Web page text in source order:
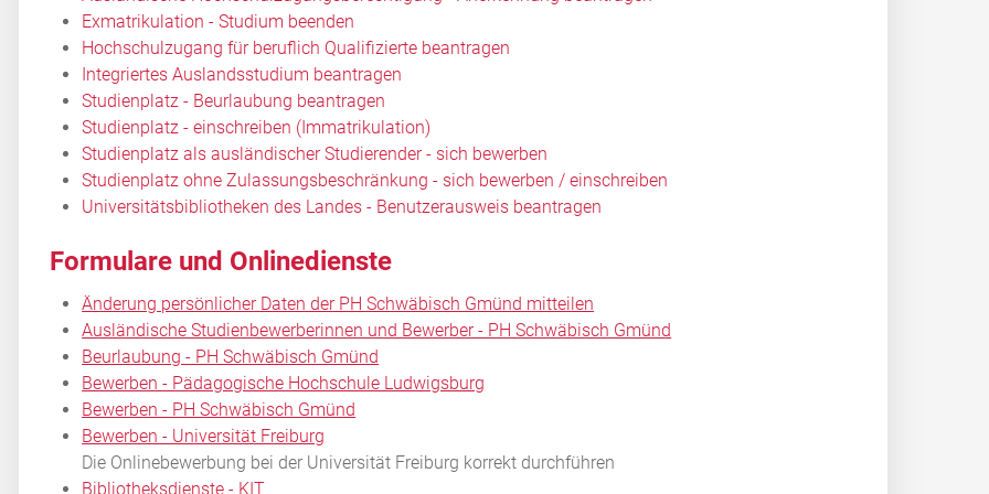
Exmatrikulation - Studium beenden
Hochschulzugang für beruflich Qualifizierte beantragen
Integriertes Auslandsstudium beantragen
Studienplatz - Beurlaubung beantragen
Studienplatz - einschreiben (Immatrikulation)
Studienplatz als ausländischer Studierender - sich bewerben
Studienplatz ohne Zulassungsbeschränkung - sich bewerben / einschreiben
Universitätsbibliotheken des Landes - Benutzerausweis beantragen
Formulare und Onlinedienste
Änderung persönlicher Daten der PH Schwäbisch Gmünd mitteilen
Ausländische Studienbewerberinnen und Bewerber - PH Schwäbisch Gmünd
Beurlaubung - PH Schwäbisch Gmünd
Bewerben - Pädagogische Hochschule Ludwigsburg
Bewerben - PH Schwäbisch Gmünd
Bewerben - Universität Freiburg
Die Onlinebewerbung bei der Universität Freiburg korrekt durchführen
Bibliotheksdienste - KIT